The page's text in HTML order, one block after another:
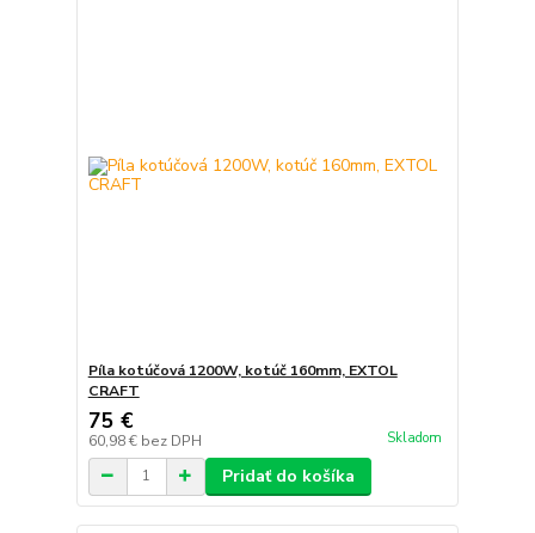
Píla kotúčová 1200W, kotúč 160mm, EXTOL
CRAFT
75 €
60,98 € bez DPH Skladom
Pridať do košíka